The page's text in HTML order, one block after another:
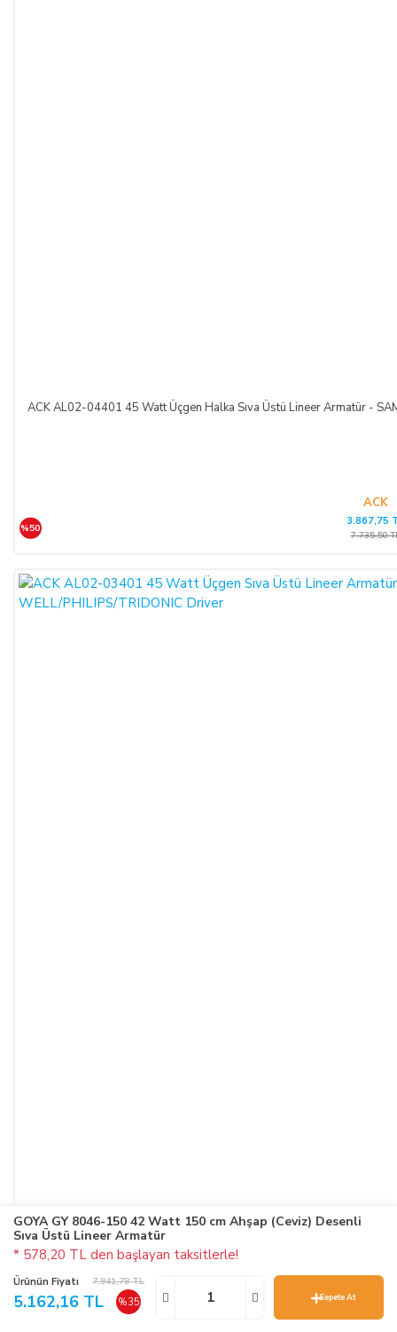
GOYA GY 8046-150 42 Watt 150 cm Ahşap (Ceviz) Desenli
Sıva Üstü Lineer Armatür
* 578,20 TL den başlayan taksitlerle!
Ürünün Fiyatı 7.941,78 TL
5.162,16 TL %35 Sepete At
ACK AL02-04401 45 Watt Üçgen Halka Sıva Üstü Lineer Armatür -
ACK
%50
3.867,75
7.735,50